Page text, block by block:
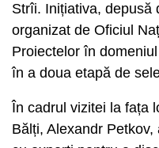
Strîi. Inițiativa, depusă
organizat de Oficiul
Proiectelor în
în a doua etapă de
În cadrul vizitei la fața
Bălți, Alexandr